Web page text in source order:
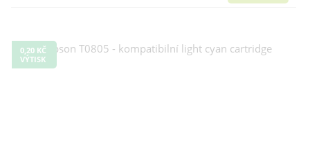
0,20 KČ
VÝTISK